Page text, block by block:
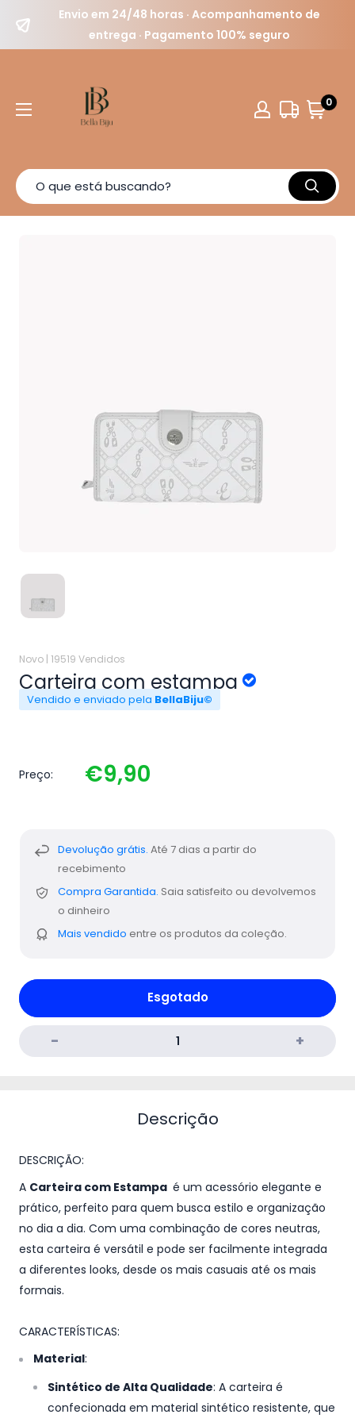
Envio em 24/48 horas · Acompanhamento de
entrega · Pagamento 100% seguro
0
Novo | 19519 Vendidos
Carteira com estampa
Vendido e enviado pela BellaBiju©
Preço: €9,90
Devolução grátis. Até 7 dias a partir do
recebimento
Compra Garantida. Saia satisfeito ou devolvemos
o dinheiro
Mais vendido entre os produtos da coleção.
Esgotado
Descrição
DESCRIÇÃO:
A Carteira com Estampa é um acessório elegante e
prático, perfeito para quem busca estilo e organização
no dia a dia. Com uma combinação de cores neutras,
esta carteira é versátil e pode ser facilmente integrada
a diferentes looks, desde os mais casuais até os mais
formais.
CARACTERÍSTICAS:
Material:
Sintético de Alta Qualidade: A carteira é
confecionada em material sintético resistente, que